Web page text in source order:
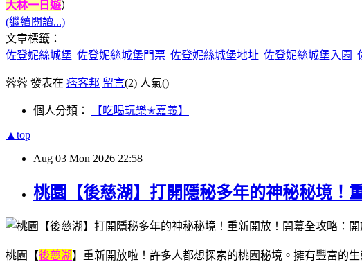
大林一日遊）
(繼續閱讀...)
文章標籤：
佐登妮絲城堡 佐登妮絲城堡門票 佐登妮絲城堡地址 佐登妮絲城堡入園
蓉蓉 發表在 痞客邦 留言(2) 人氣()
個人分類： 【吃喝玩樂✭嘉義】
▲top
Aug 03 Mon 2026 22:58
桃園【後慈湖】打開隱秘多年的神秘秘境！
桃園【後慈湖】重新開放啦！許多人都想探索的桃園秘境。擁有豐富的